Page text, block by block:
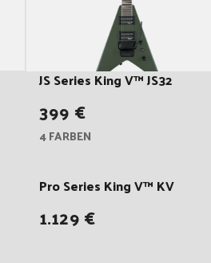
JS Series King V™ JS32
399 €
4 FARBEN
Pro Series King V™ KV
1.129 €